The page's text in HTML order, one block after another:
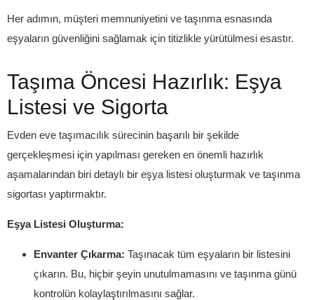
Her adımın, müşteri memnuniyetini ve taşınma esnasında
eşyaların güvenliğini sağlamak için titizlikle yürütülmesi esastır.
Taşıma Öncesi Hazırlık: Eşya
Listesi ve Sigorta
Evden eve taşımacılık sürecinin başarılı bir şekilde
gerçekleşmesi için yapılması gereken en önemli hazırlık
aşamalarından biri detaylı bir eşya listesi oluşturmak ve taşınma
sigortası yaptırmaktır.
Eşya Listesi Oluşturma:
Envanter Çıkarma: Taşınacak tüm eşyaların bir listesini
çıkarın. Bu, hiçbir şeyin unutulmamasını ve taşınma günü
kontrolün kolaylaştırılmasını sağlar.